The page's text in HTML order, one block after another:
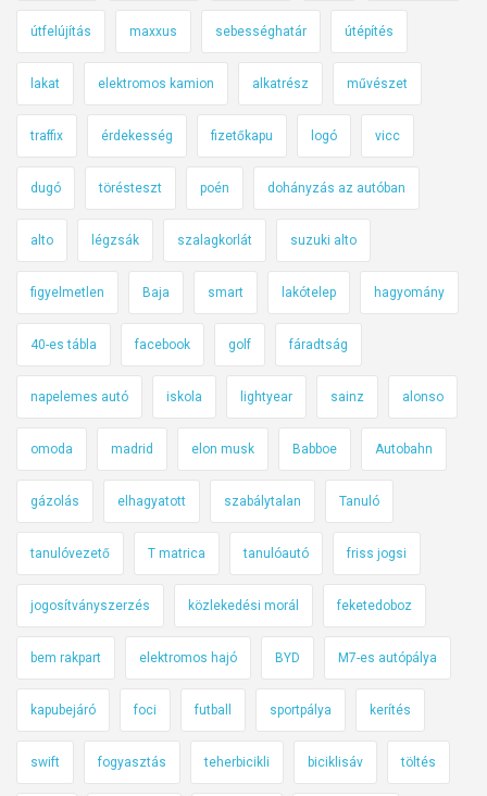
útfelújítás maxxus sebességhatár útépítés
lakat elektromos kamion alkatrész művészet
traffix érdekesség fizetőkapu logó vicc
dugó törésteszt poén dohányzás az autóban
alto légzsák szalagkorlát suzuki alto
figyelmetlen Baja smart lakótelep hagyomány
40-es tábla facebook golf fáradtság
napelemes autó iskola lightyear sainz alonso
omoda madrid elon musk Babboe Autobahn
gázolás elhagyatott szabálytalan Tanuló
tanulóvezető T matrica tanulóautó friss jogsi
jogosítványszerzés közlekedési morál feketedoboz
bem rakpart elektromos hajó BYD M7-es autópálya
kapubejáró foci futball sportpálya kerítés
swift fogyasztás teherbicikli biciklisáv töltés